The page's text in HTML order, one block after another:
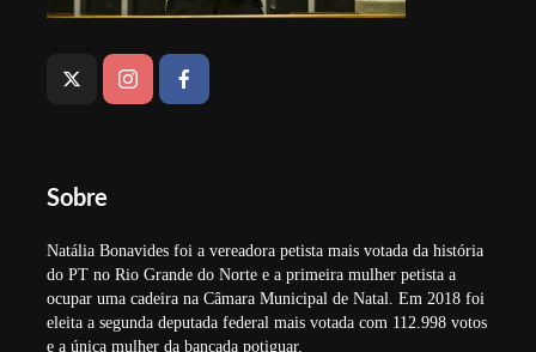
Sobre
Natália Bonavides foi a vereadora petista mais votada da história
do PT no Rio Grande do Norte e a primeira mulher petista a
ocupar uma cadeira na Câmara Municipal de Natal. Em 2018 foi
eleita a segunda deputada federal mais votada com 112.998 votos
e a única mulher da bancada potiguar.